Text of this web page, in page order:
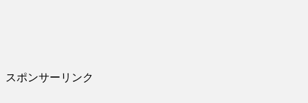
スポンサーリンク